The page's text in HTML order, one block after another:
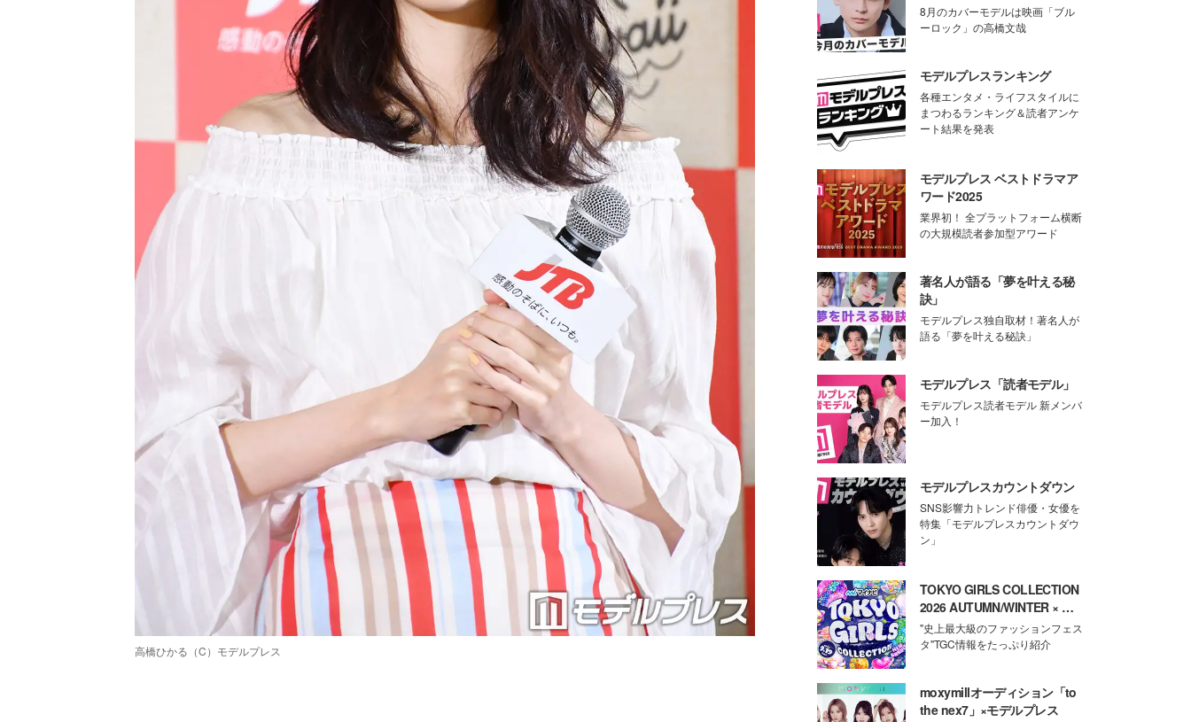
高橋ひかる（C）モデルプレス
8月のカバーモデルは映画「ブル
ーロック」の高橋文哉
モデルプレスランキング
各種エンタメ・ライフスタイルに
まつわるランキング＆読者アンケ
ート結果を発表
モデルプレス ベストドラマア
ワード2025
業界初！ 全プラットフォーム横断
の大規模読者参加型アワード
著名人が語る「夢を叶える秘
訣」
モデルプレス独自取材！著名人が
語る「夢を叶える秘訣」
モデルプレス「読者モデル」
モデルプレス読者モデル 新メンバ
ー加入！
モデルプレスカウントダウン
SNS影響力トレンド俳優・女優を
特集「モデルプレスカウントダウ
ン」
TOKYO GIRLS COLLECTION
2026 AUTUMN/WINTER × モ
デルプレス
"史上最大級のファッションフェス
タ"TGC情報をたっぷり紹介
moxymillオーディション「to
the nex7」×モデルプレス